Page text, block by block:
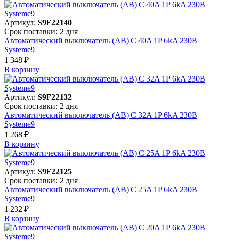
Артикул: S9F22140
Срок поставки: 2 дня
Автоматический выключатель (АВ) C 40A 1P 6kA 230В
Systeme9
1 348 ₽
В корзинy
Артикул: S9F22132
Срок поставки: 2 дня
Автоматический выключатель (АВ) C 32A 1P 6kA 230В
Systeme9
1 268 ₽
В корзинy
Артикул: S9F22125
Срок поставки: 2 дня
Автоматический выключатель (АВ) C 25A 1P 6kA 230В
Systeme9
1 232 ₽
В корзинy